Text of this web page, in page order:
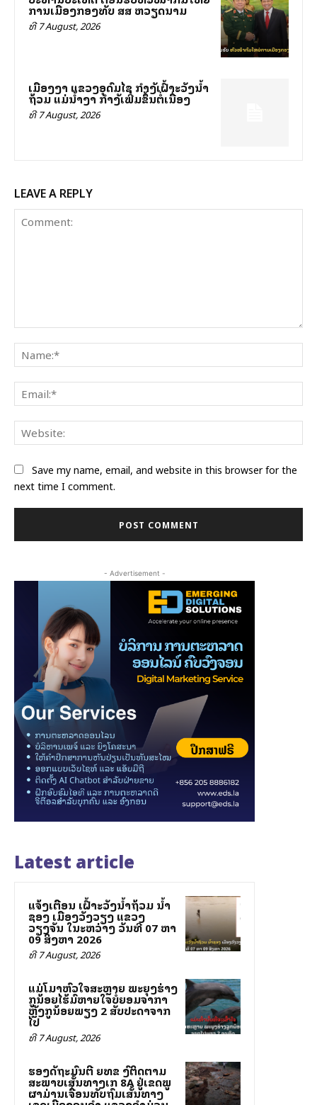
ການເມືອງກອງທັບ ສສ ຫວຽດນາມ
ທີ 7 August, 2026
ເມືອງງາ ແຂວງອຸດົມໄຊ ກຳລັງເຝົ້າລະວັງນ້ຳ
ຖ້ວມ ແມ່ນ້ຳງາ ກຳລັງເພີ່ມຂຶ້ນຕໍ່ເນື່ອງ
ທີ 7 August, 2026
LEAVE A REPLY
Save my name, email, and website in this browser for the
next time I comment.
- Advertisement -
Latest article
ແຈ້ງເຕືອນ ເຝົ້າລະວັງນ້ຳຖ້ວມ ນ້ຳ
ຊອງ ເມືອງວັງວຽງ ແຂວງ
ວຽງຈັນ ໃນລະຫວ່າງ ວັນທີ 07 ຫາ
09 ສິງຫາ 2026
ທີ 7 August, 2026
ແມ່ໂລມາຫົວໃຈສະຫຼາຍ ພະຍຸງຮ່າງ
ລູກນ້ອຍໄຮ້ລົມຫາຍໃຈບໍ່ຍອມຈາກລາ
ຫຼັງລູກນ້ອຍພຽງ 2 ສັບປະດາຈາກ
ໄປ
ທີ 7 August, 2026
ຮອງລັດຖະມົນຕີ ຍທຂ ລົງຕິດຕາມ
ສະພາບເສັ້ນທາງເລກ 8A ຢູ່ເຂດພູ
ຜາມ່ານເຈື່ອນທັບຖົມເສັ້ນທາງ